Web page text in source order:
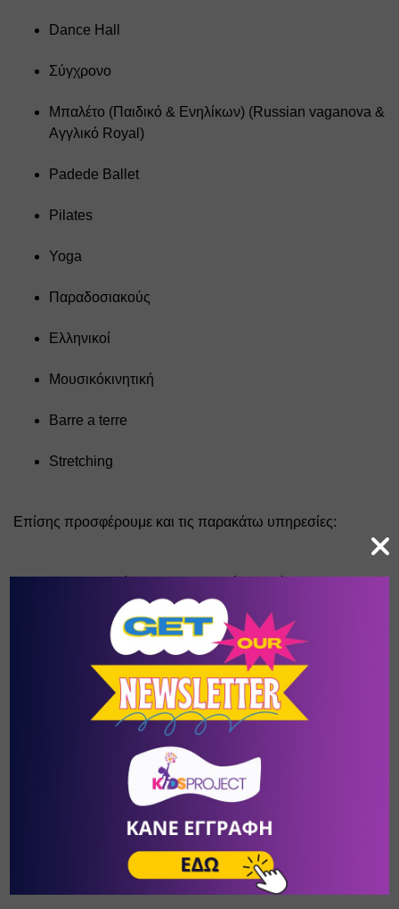
Dance Hall
Σύγχρονο
Μπαλέτο (Παιδικό & Ενηλίκων) (Russian vaganova &
Αγγλικό Royal)
Padede Ballet
Pilates
Yoga
Παραδοσιακούς
Ελληνικοί
Μουσικόκινητική
Barre a terre
Stretching
Επίσης προσφέρουμε και τις παρακάτω υπηρεσίες:
ΛΥΚΕΙΟ) Τμήματα για όλες της ηλικίες (από 3 ετών
έως +70) καθώς και ειδικά τμήματα για ΑΜΕΑ
Επαγγελματικά και Ερασιτεχνικά Διπλώματα
αναγνωρισμένα από την Αμερική (DANCE VISION)
Προετοιμασία Επαγγελματικών Εξετάσεων από το
υπουργείο πολιτισμού!!! (RAD & ISTD)
Επαγγελματικά και Ερασιτεχνικά Διπλώματα
αναγνωρισμένα από την Αμερική (IDTA)
Επίσης στον χώρο μας μπορείτε να διοργανώσετε τα
πιο απίστευτα παιδικά Party!!!